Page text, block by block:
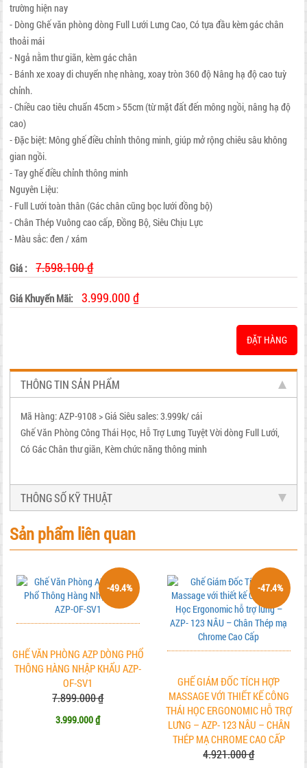
trường hiện nay
- Dòng Ghế văn phòng dòng Full Lưới Lưng Cao, Có tựa đầu kèm gác chân
thoải mái
- Ngả nằm thư giãn, kèm gác chân
- Bánh xe xoay di chuyển nhẹ nhàng, xoay tròn 360 độ Nâng hạ độ cao tuỳ
chỉnh.
- Chiều cao tiêu chuẩn 45cm > 55cm (từ mặt đất đến mông ngồi, nâng hạ độ
cao)
- Đặc biệt: Mông ghế điều chỉnh thông minh, giúp mở rộng chiêu sâu không
gian ngồi.
- Tay ghế điều chỉnh thông minh
Nguyên Liệu:
- Full Lưới toàn thân (Gác chân cũng bọc lưới đồng bộ)
- Chân Thép Vuông cao cấp, Đồng Bộ, Siêu Chịu Lực
- Màu sắc: đen / xám
Giá : 7.598.100 ₫
Giá Khuyến Mãi: 3.999.000 ₫
ĐẶT HÀNG
THÔNG TIN SẢN PHẨM
Mã Hàng: AZP-9108 > Giá Siêu sales: 3.999k/ cái
Ghế Văn Phòng Công Thái Học, Hỗ Trợ Lưng Tuyệt Vời dòng Full Lưới,
Có Gác Chân thư giãn, Kèm chức năng thông minh
THÔNG SỐ KỸ THUẬT
Sản phẩm liên quan
GHẾ VĂN PHÒNG AZP DÒNG PHỔ
THÔNG HÀNG NHẬP KHẨU AZP-
OF-SV1
7.899.000 ₫
3.999.000 ₫
-49.4%
GHẾ GIÁM ĐỐC TÍCH HỢP
MASSAGE VỚI THIẾT KẾ CÔNG
THÁI HỌC ERGONOMIC HỖ TRỢ
LƯNG – AZP- 123 NÂU – CHÂN
THÉP MẠ CHROME CAO CẤP
4.921.000 ₫
-47.4%